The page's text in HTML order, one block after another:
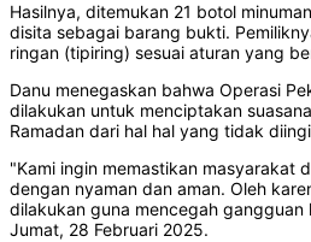
Hasilnya, ditemukan 21 botol
disita sebagai barang bukti.
ringan (tipiring) sesuai aturan yang
Danu menegaskan bahwa Operasi
dilakukan untuk menciptakan
Ramadan dari hal hal yang tidak
"Kami ingin memastikan masyarakat
dengan nyaman dan aman. Oleh
dilakukan guna mencegah gangguan
Jumat, 28 Februari 2025.